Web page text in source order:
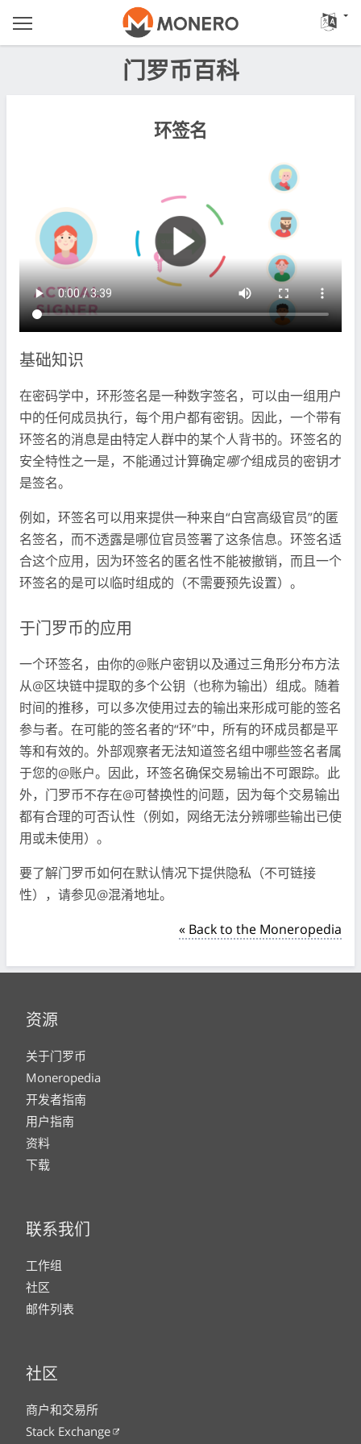
门罗币百科
环签名
基础知识
在密码学中，环形签名是一种数字签名，可以由一组用户
中的任何成员执行，每个用户都有密钥。因此，一个带有
环签名的消息是由特定人群中的某个人背书的。环签名的
安全特性之一是，不能通过计算确定哪个组成员的密钥才
是签名。
例如，环签名可以用来提供一种来自“白宫高级官员”的匿
名签名，而不透露是哪位官员签署了这条信息。环签名适
合这个应用，因为环签名的匿名性不能被撤销，而且一个
环签名的是可以临时组成的（不需要预先设置）。
于门罗币的应用
一个环签名，由你的@账户密钥以及通过三角形分布方法
从@区块链中提取的多个公钥（也称为输出）组成。随着
时间的推移，可以多次使用过去的输出来形成可能的签名
参与者。在可能的签名者的“环”中，所有的环成员都是平
等和有效的。外部观察者无法知道签名组中哪些签名者属
于您的@账户。因此，环签名确保交易输出不可跟踪。此
外，门罗币不存在@可替换性的问题，因为每个交易输出
都有合理的可否认性（例如，网络无法分辨哪些输出已使
用或未使用）。
要了解门罗币如何在默认情况下提供隐私（不可链接
性），请参见@混淆地址。
« Back to the Moneropedia
资源
关于门罗币
Moneropedia
开发者指南
用户指南
资料
下载
联系我们
工作组
社区
邮件列表
社区
商户和交易所
Stack Exchange